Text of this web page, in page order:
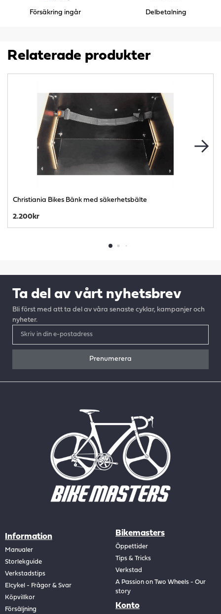
Försäkring ingår Delbetalning
Relaterade produkter
Christiania Bikes Bänk med säkerhetsbälte
2.200 kr
Ta del av vårt nyhetsbrev
Bli först med att ta del av våra senaste cyklar, kampanjer och
nyheter.
Prenumerera
Information
Manualer
Storlekguide
Verkstadstips
Elcykel - Frågor & Svar
Köpvillkor
Försäljning
Bikemasters
Öppettider
Tips & Tricks
Verkstad
A Passion on Two Wheels - Our
story
Konto